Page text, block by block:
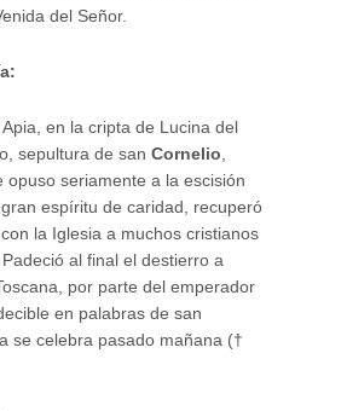
del Señor.
en la cripta de Lucina del
sepultura de san Cornelio,
opuso seriamente a la escisión
espíritu de caridad, recuperó
la Iglesia a muchos cristianos
al final el destierro a
por parte del emperador
en palabras de san
se celebra pasado mañana (†